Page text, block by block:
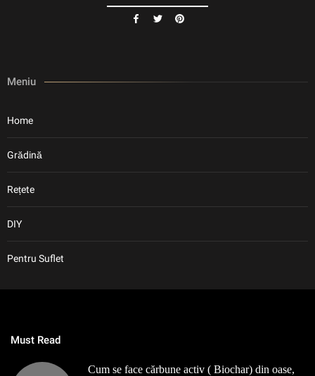
Meniu
Home
Grădină
Rețete
DIY
Pentru Suflet
Must Read
Cum se face cărbune activ ( Biochar) din oase,